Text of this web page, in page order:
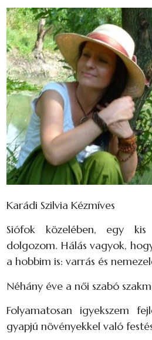
Karádi Szilvia Kézmíves
Siófok közelében, egy
dolgozom. Hálás vagyok,
a hobbim is: varrás és
Néhány éve a női szabó
Folyamatosan igyekszem
gyapjú növényekkel való